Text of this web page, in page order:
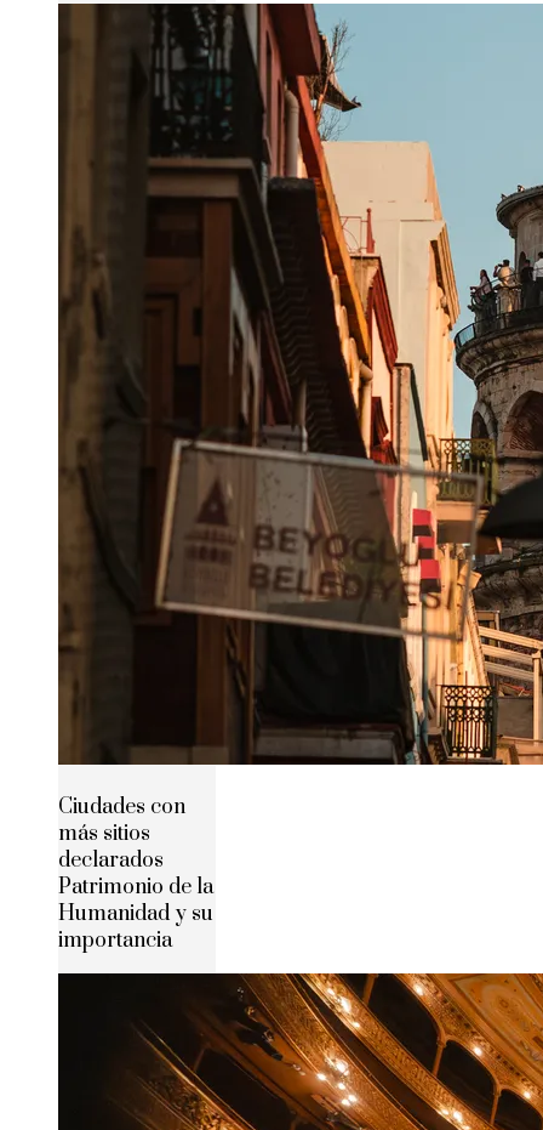
Ciudades con
más sitios
declarados
Patrimonio de la
Humanidad y su
importancia